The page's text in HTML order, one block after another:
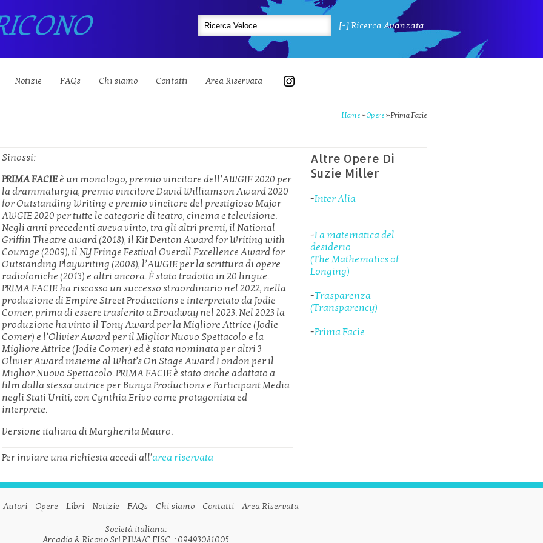
[+] Ricerca Avanzata
Notizie FAQs Chi siamo Contatti Area Riservata
Home »Opere »Prima Facie
Sinossi:
PRIMA FACIEè un monologo, premio vincitore dell’AWGIE 2020 per
la drammaturgia, premio vincitore David Williamson Award 2020
for Outstanding Writing e premio vincitore del prestigioso Major
AWGIE 2020 per tutte le categorie di teatro, cinema e televisione.
Negli anni precedenti aveva vinto, tra gli altri premi, il National
Griffin Theatre award (2018), il Kit Denton Award for Writing with
Courage (2009), il NY Fringe Festival Overall Excellence Award for
Outstanding Playwriting (2008), l’AWGIE per la scrittura di opere
radiofoniche (2013) e altri ancora. È stato tradotto in 20 lingue.
PRIMA FACIE ha riscosso un successo straordinario nel 2022, nella
produzione di Empire Street Productions e interpretato da Jodie
Comer, prima di essere trasferito a Broadway nel 2023. Nel 2023 la
produzione ha vinto il Tony Award per la Migliore Attrice (Jodie
Comer) e l’Olivier Award per il Miglior Nuovo Spettacolo e la
Migliore Attrice (Jodie Comer) ed è stata nominata per altri 3
Olivier Award insieme al What’s On Stage Award London per il
Miglior Nuovo Spettacolo. PRIMA FACIE è stato anche adattato a
film dalla stessa autrice per Bunya Productions e Participant Media
negli Stati Uniti, con Cynthia Erivo come protagonista ed
interprete.
Versione italiana di Margherita Mauro.
Per inviare una richiesta accedi all'area riservata
Altre Opere Di
Suzie Miller
-Inter Alia
-La matematica del
desiderio
(The Mathematics of
Longing)
-Trasparenza
(Transparency)
-Prima Facie
Autori Opere Libri Notizie FAQs Chi siamo Contatti Area Riservata
Società italiana:
Arcadia & Ricono Srl P.IVA/C.FISC. : 09493081005